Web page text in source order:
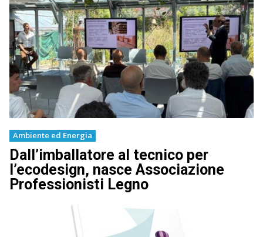
Ambiente ed Energia
Dall’imballatore al tecnico per
l’ecodesign, nasce Associazione
Professionisti Legno